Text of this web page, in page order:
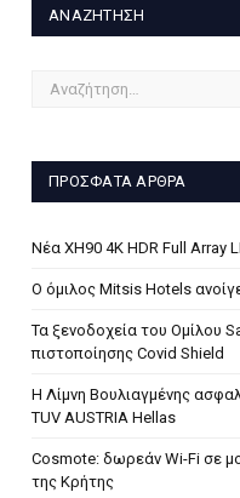
ΑΝΑΖΉΤΗΣΗ
ΠΡΌΣΦΑΤΑ ΆΡΘΡΑ
Νέα XH90 4K HDR Full Array
Ο όμιλος Mitsis Hotels
Τα ξενοδοχεία του Ομίλου
πιστοποίησης Covid Shield
H Λίμνη Βουλιαγμένης
TUV AUSTRIA Hellas
Cosmote: δωρεάν Wi-Fi σε
της Κρήτης